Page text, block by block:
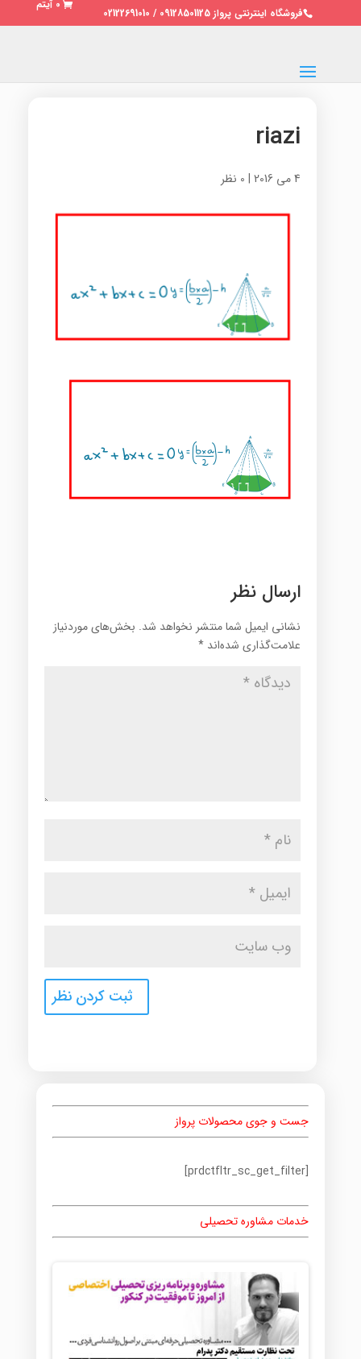
فروشگاه اینترنتی پرواز 09128501125 / 02122691010
0 آیتم
riazi
4 می 2016 | 0 نظر
ارسال نظر
نشانی ایمیل شما منتشر نخواهد شد. بخش‌های موردنیاز
علامت‌گذاری شده‌اند *
جست و جوی محصولات پرواز
[prdctfltr_sc_get_filter]
خدمات مشاوره تحصیلی